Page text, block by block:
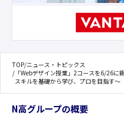
TOP/ニュース・トピックス
/ 「Webデザイン授業」2コースを6/26に
スキルを基礎から学び、プロを目指す～
N高グループの概要